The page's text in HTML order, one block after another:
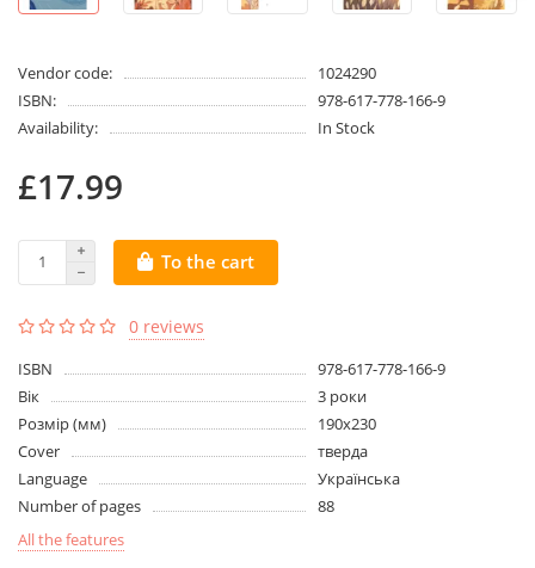
Vendor code:
1024290
ISBN:
978-617-778-166-9
Availability:
In Stock
£17.99
To the cart
0 reviews
ISBN
978-617-778-166-9
Вік
3 роки
Розмір (мм)
190x230
Cover
тверда
Language
Українська
Number of pages
88
All the features